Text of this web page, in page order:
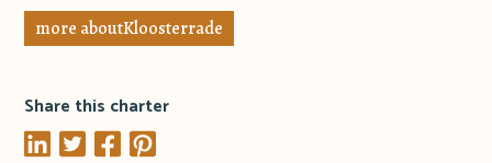
more aboutKloosterrade
Share this charter